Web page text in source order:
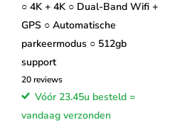
system, of GPS,
is de
commerciële
Amerikanen
opgesteld
○ 4K + 4K ○ Dual-Band Wifi +
GPS ○ Automatische
parkeermodus ○ 512gb
support
20reviews
Vóór 23.45u besteld =
vandaag verzonden